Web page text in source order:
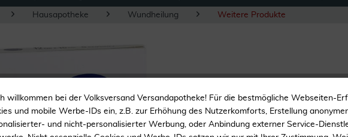
Hausapotheke Wundheilung Weitere Produkte
Hydrocoll Sacral
willkommen bei der Volksversand Versandapotheke! Für die bestmögliche Webseiten-
und mobile Werbe-IDs ein, z.B. zur Erhöhung des Nutzerkomforts, Erstellung
und nicht-personalisierter Werbung, oder Anbindung externer Service-